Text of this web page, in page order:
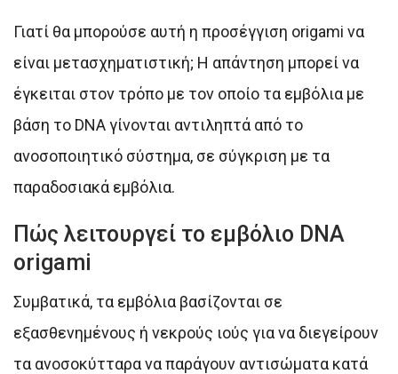
Γιατί θα μπορούσε αυτή η προσέγγιση origami να
είναι μετασχηματιστική; Η απάντηση μπορεί να
έγκειται στον τρόπο με τον οποίο τα εμβόλια με
βάση το DNA γίνονται αντιληπτά από το
ανοσοποιητικό σύστημα, σε σύγκριση με τα
παραδοσιακά εμβόλια.
Πώς λειτουργεί το εμβόλιο DNA
origami
Συμβατικά, τα εμβόλια βασίζονται σε
εξασθενημένους ή νεκρούς ιούς για να διεγείρουν
τα ανοσοκύτταρα να παράγουν αντισώματα κατά